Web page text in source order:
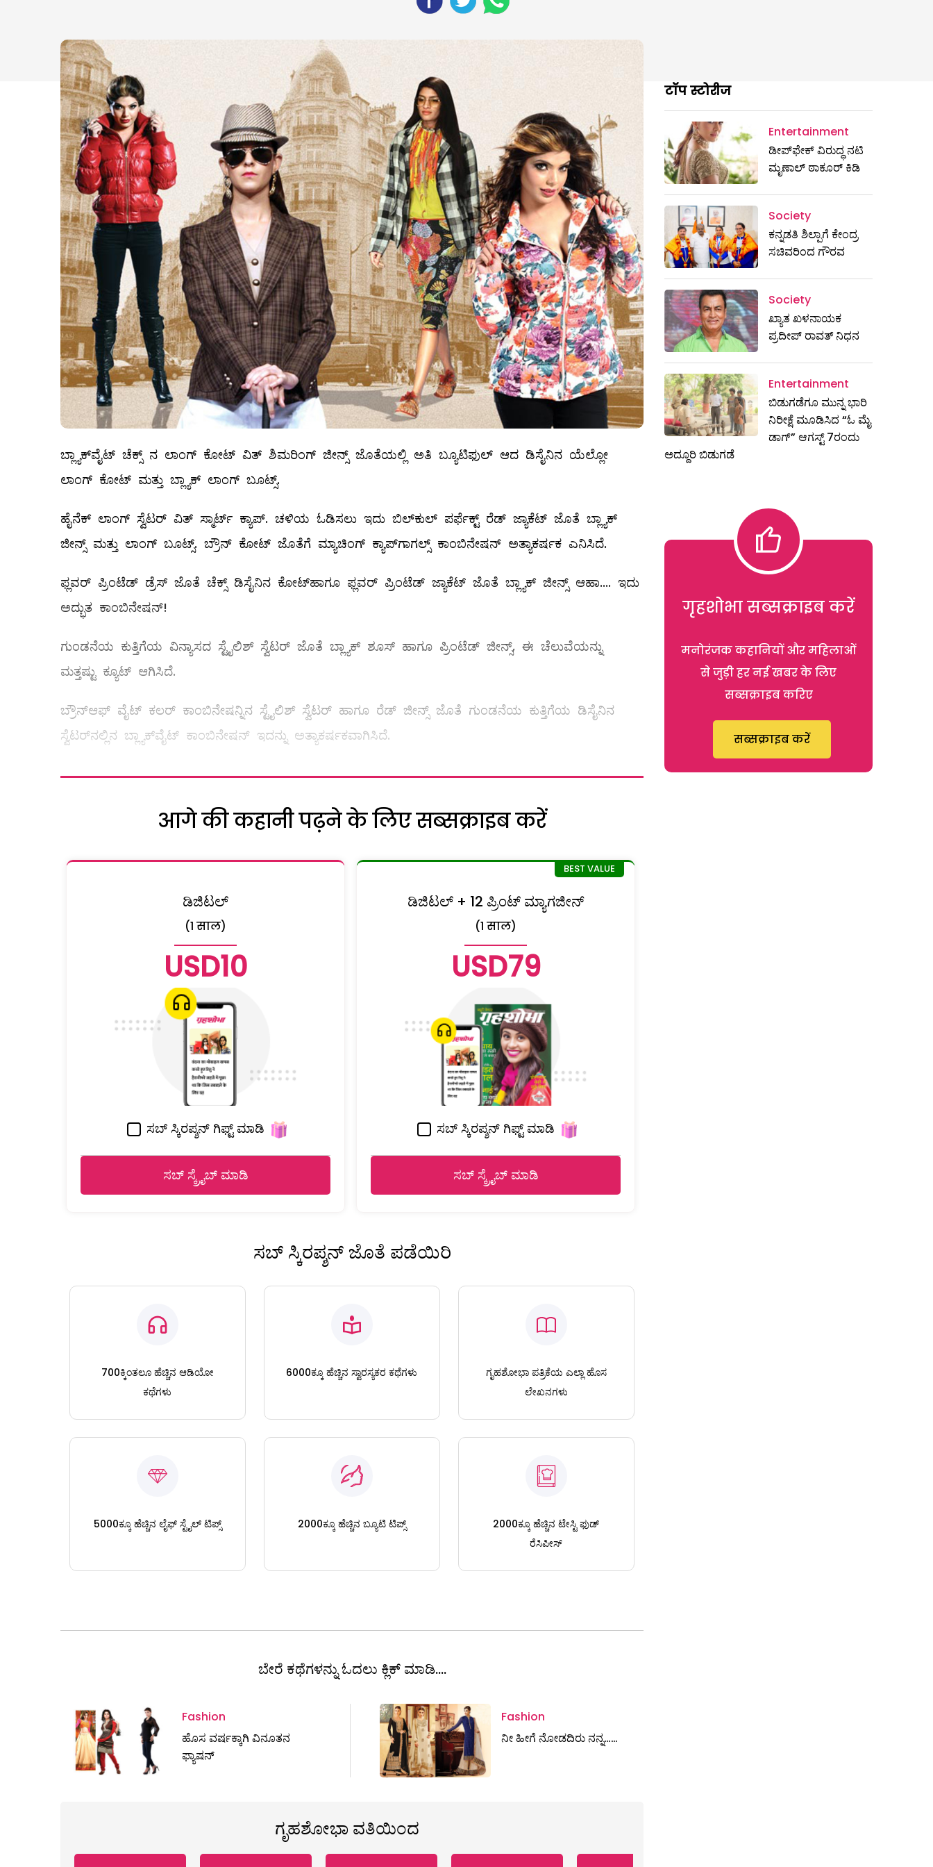
ಬ್ಲ್ಯಾಕ್‌ವೈಟ್‌ ಚೆಕ್ಸ್ ನ ಲಾಂಗ್‌ ಕೋಟ್‌ ವಿತ್‌ ಶಿಮರಿಂಗ್‌ ಜೀನ್ಸ್ ಜೊತೆಯಲ್ಲಿ ಅತಿ ಬ್ಯೂಟಿಫುಲ್ ಆದ ಡಿಸೈನಿನ ಯೆಲ್ಲೋ
ಲಾಂಗ್‌ ಕೋಟ್‌ ಮತ್ತು ಬ್ಲ್ಯಾಕ್‌ ಲಾಂಗ್‌ ಬೂಟ್ಸ್.
ಹೈನೆಕ್‌ ಲಾಂಗ್‌ ಸ್ವೆಟರ್‌ ವಿತ್‌ ಸ್ಮಾರ್ಟ್‌ ಕ್ಯಾಪ್‌. ಚಳಿಯ ಓಡಿಸಲು ಇದು ಬಿಲ್‌ಕುಲ್ ‌ಪರ್ಫೆಕ್ಟ್ ರೆಡ್‌ ಜ್ಯಾಕೆಟ್‌ ಜೊತೆ ಬ್ಲ್ಯಾಕ್
ಜೀನ್ಸ್ ಮತ್ತು ಲಾಂಗ್‌ ಬೂಟ್ಸ್. ಬ್ರೌನ್‌ ಕೋಟ್‌ ಜೊತೆಗೆ ಮ್ಯಾಚಿಂಗ್‌ ಕ್ಯಾಪ್‌ಗಾಗಲ್ಸ್ ಕಾಂಬಿನೇಷನ್‌ ಅತ್ಯಾಕರ್ಷಕ ಎನಿಸಿದೆ.
ಫ್ಲವರ್‌ ಪ್ರಿಂಟೆಡ್‌ ಡ್ರೆಸ್‌ ಜೊತೆ ಚೆಕ್ಸ್ ಡಿಸೈನಿನ ಕೋಟ್‌ಹಾಗೂ ಫ್ಲವರ್‌ ಪ್ರಿಂಟೆಡ್‌ ಜ್ಯಾಕೆಟ್‌ ಜೊತೆ ಬ್ಲ್ಯಾಕ್‌ ಜೀನ್ಸ್ ಆಹಾ.... ಇದು
ಅದ್ಭುತ ಕಾಂಬಿನೇಷನ್‌!
ಗುಂಡನೆಯ ಕುತ್ತಿಗೆಯ ವಿನ್ಯಾಸದ ಸ್ಟೈಲಿಶ್‌ ಸ್ವೆಟರ್‌ ಜೊತೆ ಬ್ಲ್ಯಾಕ್‌ ಶೂಸ್‌ ಹಾಗೂ ಪ್ರಿಂಟೆಡ್‌ ಜೀನ್ಸ್, ಈ ಚೆಲುವೆಯನ್ನು
ಮತ್ತಷ್ಟು ಕ್ಯೂಟ್‌ ಆಗಿಸಿದೆ.
ಬ್ರೌನ್‌ಆಫ್‌ ವೈಟ್‌ ಕಲರ್‌ ಕಾಂಬಿನೇಷನ್ನಿನ ಸ್ಟೈಲಿಶ್‌ ಸ್ವೆಟರ್‌ ಹಾಗೂ ರೆಡ್‌ ಜೀನ್ಸ್ ಜೊತೆ ಗುಂಡನೆಯ ಕುತ್ತಿಗೆಯ ಡಿಸೈನಿನ
ಸ್ವೆಟರ್‌ನಲ್ಲಿನ ಬ್ಲ್ಯಾಕ್‌ವೈಟ್‌ ಕಾಂಬಿನೇಷನ್‌ ಇದನ್ನು ಅತ್ಯಾಕರ್ಷಕವಾಗಿಸಿದೆ.
आगे की कहानी पढ़ने के लिए सब्सक्राइब करें
ಡಿಜಿಟಲ್
(1 साल)
USD10
ಸಬ್ ಸ್ಕಿರಪ್ಶನ್ ಗಿಫ್ಟ್ ಮಾಡಿ
ಸಬ್ ಸ್ಕ್ರೈಬ್ ಮಾಡಿ
ಡಿಜಿಟಲ್ + 12 ಪ್ರಿಂಟ್ ಮ್ಯಾಗಜೀನ್
(1 साल)
USD79
ಸಬ್ ಸ್ಕಿರಪ್ಶನ್ ಗಿಫ್ಟ್ ಮಾಡಿ
ಸಬ್ ಸ್ಕ್ರೈಬ್ ಮಾಡಿ
ಸಬ್ ಸ್ಕಿರಪ್ಶನ್ ಜೊತೆ ಪಡೆಯಿರಿ
700ಕ್ಕಿಂತಲೂ ಹೆಚ್ಚಿನ ಆಡಿಯೋ
ಕಥೆಗಳು
6000ಕ್ಕೂ ಹೆಚ್ಚಿನ ಸ್ವಾರಸ್ಯಕರ ಕಥೆಗಳು
ಗೃಹಶೋಭಾ ಪತ್ರಿಕೆಯ ಎಲ್ಲಾ ಹೊಸ
ಲೇಖನಗಳು
5000ಕ್ಕೂ ಹೆಚ್ಚಿನ ಲೈಫ್ ಸ್ಟೈಲ್ ಟಿಪ್ಸ್ 2000ಕ್ಕೂ ಹೆಚ್ಚಿನ ಬ್ಯೂಟಿ ಟಿಪ್ಸ್
2000ಕ್ಕೂ ಹೆಚ್ಚಿನ ಟೇಸ್ಟಿ ಫುಡ್
ರೆಸಿಪೀಸ್
ಬೇರೆ ಕಥೆಗಳನ್ನು ಓದಲು ಕ್ಲಿಕ್ ಮಾಡಿ....
Fashion
ಹೊಸ ವರ್ಷಕ್ಕಾಗಿ ವಿನೂತನ
ಫ್ಯಾಷನ್
Fashion
ನೀ ಹೀಗೆ ನೋಡದಿರು ನನ್ನ……
ಗೃಹಶೋಭಾ ವತಿಯಿಂದ
टॉप स्टोरीज
Entertainment
ಡೀಪ್‌ಫೇಕ್ ವಿರುದ್ಧ ನಟಿ
ಮೃಣಾಲ್ ಠಾಕೂರ್ ಕಿಡಿ
Society
ಕನ್ನಡತಿ ಶಿಲ್ಪಾಗೆ ಕೇಂದ್ರ
ಸಚಿವರಿಂದ ಗೌರವ
Society
ಖ್ಯಾತ ಖಳನಾಯಕ
ಪ್ರದೀಪ್ ರಾವತ್‌ ನಿಧನ
Entertainment
ಬಿಡುಗಡೆಗೂ ಮುನ್ನ ಭಾರಿ
ನಿರೀಕ್ಷೆ ಮೂಡಿಸಿದ “ಓ ಮೈ
ಡಾಗ್” ಆಗಸ್ಟ್ 7ರಂದು
ಅದ್ದೂರಿ ಬಿಡುಗಡೆ
गृहशोभा सब्सक्राइब करें
मनोरंजक कहानियों और महिलाओं
से जुड़ी हर नई खबर के लिए
सब्सक्राइब करिए
सब्सक्राइब करें